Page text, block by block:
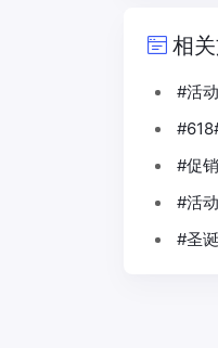
相
#活
#促
#活
#圣